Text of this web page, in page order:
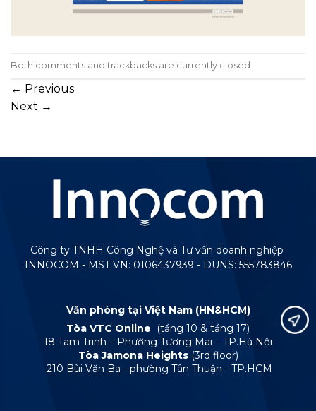
Both comments and trackbacks are currently closed.
← Previous
Next →
Công ty TNHH Công Nghệ và Tư vấn doanh nghiệp
INNOCOM - MST VN: 0106437939 - DUNS: 555783846
Văn phòng tại Việt Nam (HN&HCM)
Tòa VTC Online
(tầng 10 & tầng 17)
18 Tam Trinh – Phường Tương Mai – TP.Hà Nội
Tòa Jamona Heights (3rd floor)
210 Bùi Văn Ba - phường Tân Thuận - TP.HCM